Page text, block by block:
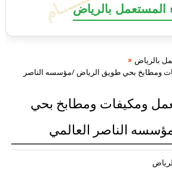
المستعمل بالرياض
بالرياض
ومطابخ بحي طويق الرياض /مؤسسه الناصر
ومكيفات ومطابخ بحي
الناصر العالمي